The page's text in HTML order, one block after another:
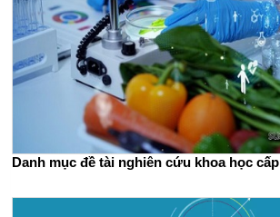
Danh mục đề tài nghiên cứu khoa học